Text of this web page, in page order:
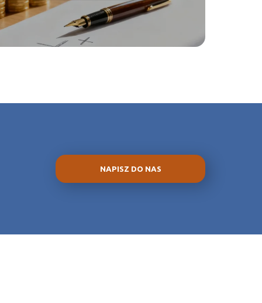
NAPISZ DO NAS